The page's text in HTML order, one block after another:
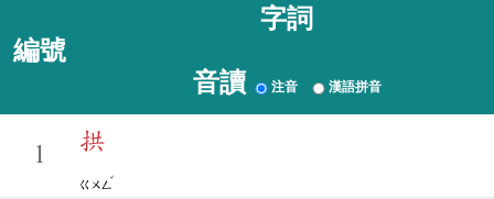
編號
字詞
音讀 注音 漢語拼音
1
拱
ㄍㄨㄥ
ˇ